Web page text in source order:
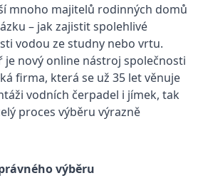
mnoho majitelů rodinných domů
– jak zajistit spolehlivé
vodou ze studny nebo vrtu.
je nový online nástroj společnosti
firma, která se už 35 let věnuje
vodních čerpadel i jímek, tak
proces výběru výrazně
výběru